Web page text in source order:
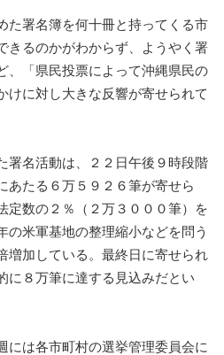
署名簿を何十冊と持ってくる市
きるのかがわからず、ようやく署
、「県民投票によって沖縄県民の
けに対し大きな反響が寄せられて
名活動は、２２日午後９時段階
あたる６万５９２６筆が寄せら
定数の２％（２万３０００筆）を
の米軍基地の整理縮小などを問う
増加している。最終日に寄せられ
に８万筆に達する見込みだとい
は各市町村の選挙管理委員会に